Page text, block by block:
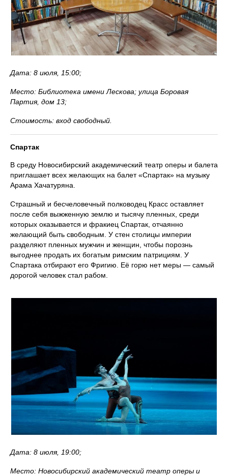
Дата: 8 июля, 15:00;
Место: Библиотека имени Лескова; улица Боровая
Партия, дом 13;
Стоимость: вход свободный.
Спартак
В среду Новосибирский академический театр оперы и балета
приглашает всех желающих на балет «Спартак» на музыку
Арама Хачатуряна.
Страшный и бесчеловечный полководец Красс оставляет
после себя выжженную землю и тысячу пленных, среди
которых оказывается и фракиец Спартак, отчаянно
желающий быть свободным. У стен столицы империи
разделяют пленных мужчин и женщин, чтобы порознь
выгоднее продать их богатым римским патрициям. У
Спартака отбирают его Фригию. Её горю нет меры — самый
дорогой человек стал рабом.
Дата: 8 июля, 19:00;
Место: Новосибирский академический театр оперы и